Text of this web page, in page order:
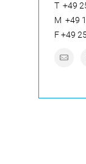
T +49
M +49
F+49